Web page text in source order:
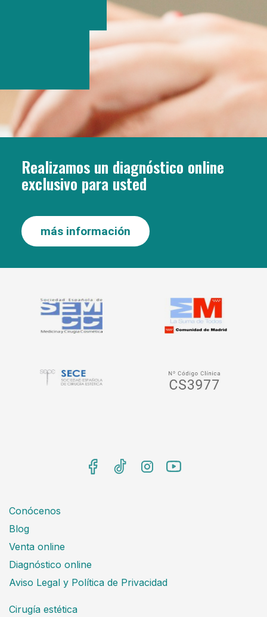
Realizamos un diagnóstico online
exclusivo para usted
más información
Conócenos
Blog
Venta online
Diagnóstico online
Aviso Legal y Política de Privacidad
Cirugía estética